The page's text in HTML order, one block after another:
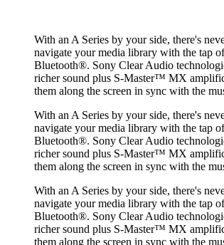
With an A Series by your side, there's
navigate your media library with the tap
Bluetooth®. Sony Clear Audio
richer sound plus S-Master™ MX
them along the screen in sync with the
With an A Series by your side, there's
navigate your media library with the tap
Bluetooth®. Sony Clear Audio
richer sound plus S-Master™ MX
them along the screen in sync with the
With an A Series by your side, there's
navigate your media library with the tap
Bluetooth®. Sony Clear Audio
richer sound plus S-Master™ MX
them along the screen in sync with the